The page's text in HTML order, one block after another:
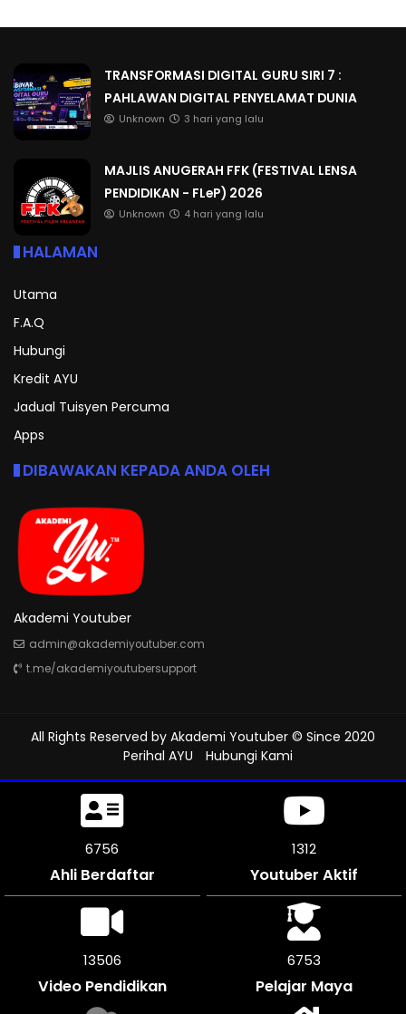
TRANSFORMASI DIGITAL GURU SIRI 7 :
PAHLAWAN DIGITAL PENYELAMAT DUNIA
Unknown 3 hari yang lalu
MAJLIS ANUGERAH FFK (FESTIVAL LENSA
PENDIDIKAN - FLeP) 2026
Unknown 4 hari yang lalu
HALAMAN
Utama
F.A.Q
Hubungi
Kredit AYU
Jadual Tuisyen Percuma
Apps
DIBAWAKAN KEPADA ANDA OLEH
Akademi Youtuber
admin@akademiyoutuber.com
t.me/akademiyoutubersupport
All Rights Reserved by Akademi Youtuber © Since 2020
Perihal AYU
Hubungi Kami
7113
Ahli Berdaftar
1312
Youtuber Aktif
14226
Video Pendidikan
7110
Pelajar Maya